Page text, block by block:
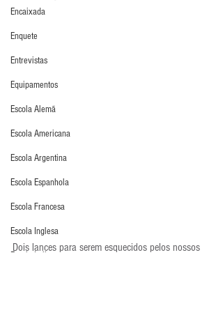
Encaixada
Enquete
Entrevistas
Equipamentos
Escola Alemã
Escola Americana
Escola Argentina
Escola Espanhola
Escola Francesa
Escola Inglesa
Escola Italiana
Dois lances para serem esquecidos pelos nossos